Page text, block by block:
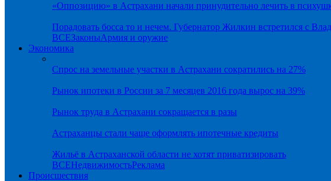
«Оппозицию» в Астрахани начали принудительно лечить в
Порадовать босса то и нечем. Губернатор Жилкин встретился с
ВСЕЗаконыАрмия и оружие
Экономика
Спрос на земельные участки в Астрахани сократились на 27%
Рынок ипотеки в России за 7 месяцев 2016 года вырос на 39%
Рынок труда в Астрахани сокращается в разы
Астраханцы стали чаще оформлять ипотечные кредиты
Жильё в Астраханской области не хотят приватизировать
ВСЕНедвижимостьРеклама
Происшествия